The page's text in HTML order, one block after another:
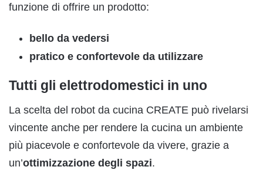
funzione di offrire un prodotto:
bello da vedersi
pratico e confortevole da utilizzare
Tutti gli elettrodomestici in uno
La scelta del robot da cucina CREATE può rivelarsi
vincente anche per rendere la cucina un ambiente
più piacevole e confortevole da vivere, grazie a
un’ottimizzazione degli spazi.